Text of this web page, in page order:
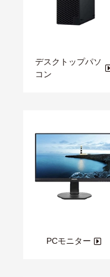
デスクトップパソ
コン
PCモニター